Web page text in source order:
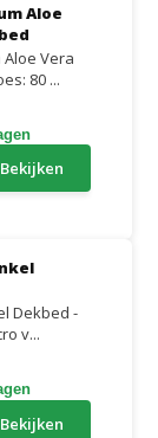
Aloe
Vera
80 ...
Bekijken
Dekbed -
v...
Bekijken